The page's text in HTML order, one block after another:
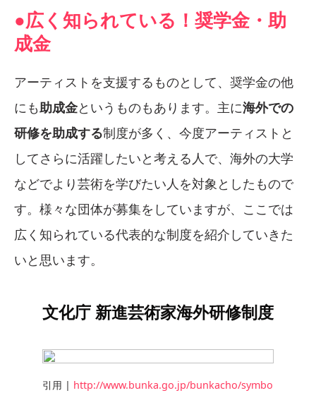
●広く知られている！奨学金・助
成金
アーティストを支援するものとして、奨学金の他
にも助成金というものもあります。主に海外での
研修を助成する制度が多く、今度アーティストと
してさらに活躍したいと考える人で、海外の大学
などでより芸術を学びたい人を対象としたもので
す。様々な団体が募集をしていますが、ここでは
広く知られている代表的な制度を紹介していきた
いと思います。
文化庁 新進芸術家海外研修制度
引用 | http://www.bunka.go.jp/bunkacho/symbo